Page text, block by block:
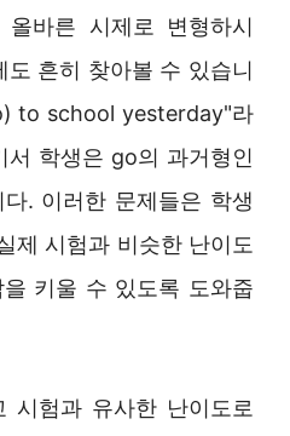
바른 시제로 변형하시
도 흔히 찾아볼 수 있습니
to school yesterday"라
서 학생은 go의 과거형인
. 이러한 문제들은 학생
제 시험과 비슷한 난이도
키울 수 있도록 도와줍
시험과 유사한 난이도로